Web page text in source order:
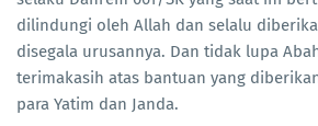
dilindungi oleh Allah dan selalu
disegala urusannya. Dan tidak lupa
terimakasih atas bantuan yang
para Yatim dan Janda.